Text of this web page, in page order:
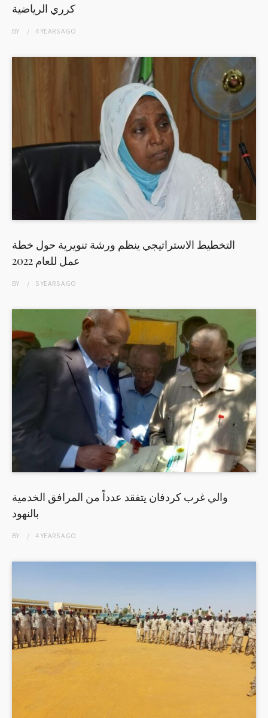
كرري الرياضية
BY 4 YEARSAGO
التخطيط الاستراتيجي ينظم ورشة تنويرية حول خطة
عمل للعام 2022
BY 5 YEARSAGO
والي غرب كردفان يتفقد عدداً من المرافق الخدمية
بالنهود
BY 4 YEARSAGO